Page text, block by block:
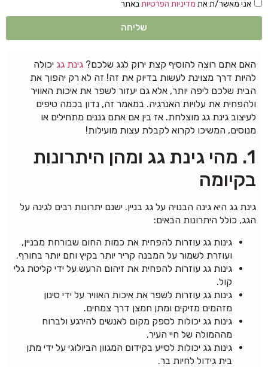
אני מאשר/ת את מדיניות הפרטיותבאתר
שליחה
האם אתם רוצה להוסיף קצת ירוק לגג שלכם? גינת גג יכולה
להיות דרך מצוינת לעשות בדיוק את זה! זה לא רק יהפוך את
הבית שלכם ליפה יותר, אלא גם יעזור לשפר את איכות האוויר
ולהפחית את עלויות האנרגיה. במאמר זה, נדון בכמה טיפים
לעיצוב גינת גג מוצלחת. אז בין אם אתם גננים מתחילים או
מנוסים, המשיכו לקרוא לקבלת עצות מועילות!
1. מהי גינת גג ומהן היתרונות
בקיומה
גינת גג היא גינה הבנויה על גג בניין. ישנם יתרונות רבים לגינה על
הגג, כולל היתרונות הבאים:
גינות גג עוזרות להפחית את כמות החום שבורחת מבניין,
ועוזרת לשמור על המבנה קריר יותר בקיץ וחם יותר בחורף.
גינות גג עוזרות להפחית את זיהום הרעש על ידי קליטת גלי
קול.
גינות גג עוזרות לשפר את איכות האוויר על ידי סינון
מזהמים מזיקים ומתן חמצן דרך צמחים.
גינות גג יכולות לספק מקום לאנשים להירגע ולברוח
מההמולה של חיי העיר.
גינות גג יכולות לסייע בקידום המגוון הביולוגי על ידי מתן
בית גידול לחיות בר.